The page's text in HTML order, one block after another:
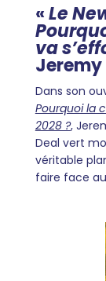
«Le
va
Jeremy
Dans son
Pourquoi la
2028 ?,
Deal vert
véritable
faire face